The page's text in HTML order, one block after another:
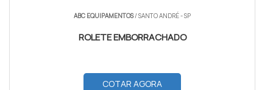
ABC EQUIPAMENTOS/ SANTO ANDRÉ - SP
ROLETE EMBORRACHADO
COTAR AGORA